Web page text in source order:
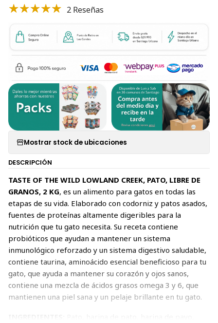
2 Reseñas
Mostrar stock de ubicaciones
DESCRIPCIÓN
TASTE OF THE WILD LOWLAND CREEK, PATO, LIBRE DE
GRANOS, 2 KG, es un alimento para gatos en todas las
etapas de su vida. Elaborado con codorniz y patos asados,
fuentes de proteínas altamente digeribles para la
nutrición que tu gato necesita. Su receta contiene
probióticos que ayudan a mantener un sistema
inmunológico reforzado y un sistema digestivo saludable,
contiene taurina, aminoácido esencial beneficioso para tu
gato, que ayuda a mantener su corazón y ojos sanos,
contiene una mezcla de ácidos grasos omega 3 y 6, que
mantienen una piel sana y un pelaje brillante en tu gato.